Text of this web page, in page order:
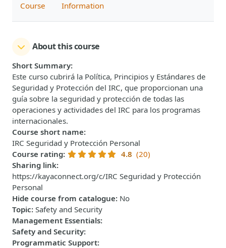
Course Information
About this course
Short Summary:
Este curso cubrirá la Política, Principios y Estándares de
Seguridad y Protección del IRC, que proporcionan una
guía sobre la seguridad y protección de todas las
operaciones y actividades del IRC para los programas
internacionales.
Course short name:
IRC Seguridad y Protección Personal
Course rating: 4.8 (20)
Sharing link:
https://kayaconnect.org/c/IRC Seguridad y Protección
Personal
Hide course from catalogue: No
Topic: Safety and Security
Management Essentials:
Safety and Security:
Programmatic Support: